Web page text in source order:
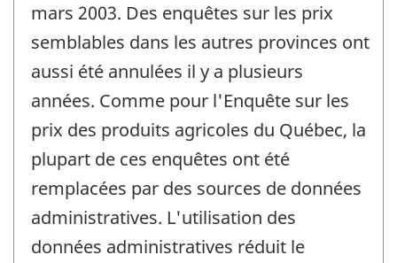
mars 2003. Des enquêtes sur les prix
semblables dans les autres provinces ont
aussi été annulées il y a plusieurs
années. Comme pour l'Enquête sur les
prix des produits agricoles du Québec, la
plupart de ces enquêtes ont été
remplacées par des sources de données
administratives. L'utilisation des
données administratives réduit le